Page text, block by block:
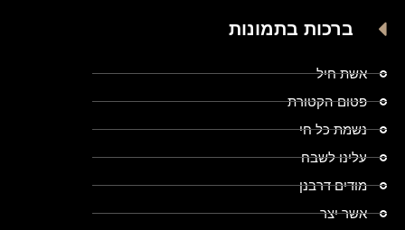
ברכות בתמונות
אשת חיל
פטום הקטורת
נשמת כל חי
עלינו לשבח
מודים דרבנן
אשר יצר